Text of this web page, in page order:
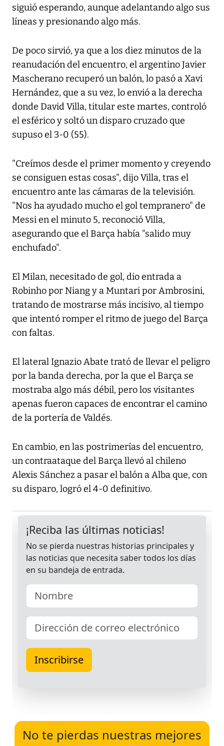
siguió esperando, aunque adelantando algo sus
líneas y presionando algo más.
De poco sirvió, ya que a los diez minutos de la
reanudación del encuentro, el argentino Javier
Mascherano recuperó un balón, lo pasó a Xavi
Hernández, que a su vez, lo envió a la derecha
donde David Villa, titular este martes, controló
el esférico y soltó un disparo cruzado que
supuso el 3-0 (55).
"Creímos desde el primer momento y creyendo
se consiguen estas cosas", dijo Villa, tras el
encuentro ante las cámaras de la televisión.
"Nos ha ayudado mucho el gol tempranero" de
Messi en el minuto 5, reconoció Villa,
asegurando que el Barça había "salido muy
enchufado".
El Milan, necesitado de gol, dio entrada a
Robinho por Niang y a Muntari por Ambrosini,
tratando de mostrarse más incisivo, al tiempo
que intentó romper el ritmo de juego del Barça
con faltas.
El lateral Ignazio Abate trató de llevar el peligro
por la banda derecha, por la que el Barça se
mostraba algo más débil, pero los visitantes
apenas fueron capaces de encontrar el camino
de la portería de Valdés.
En cambio, en las postrimerías del encuentro,
un contraataque del Barça llevó al chileno
Alexis Sánchez a pasar el balón a Alba que, con
su disparo, logró el 4-0 definitivo.
No te pierdas nuestras mejores